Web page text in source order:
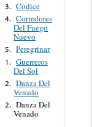
3. Codice
4. Corredores
Del Fuego
Nuevo
5. Peregrinar
1. Guerreros
Del Sol
2. Danza Del
Venado
2. Danza Del
Venado